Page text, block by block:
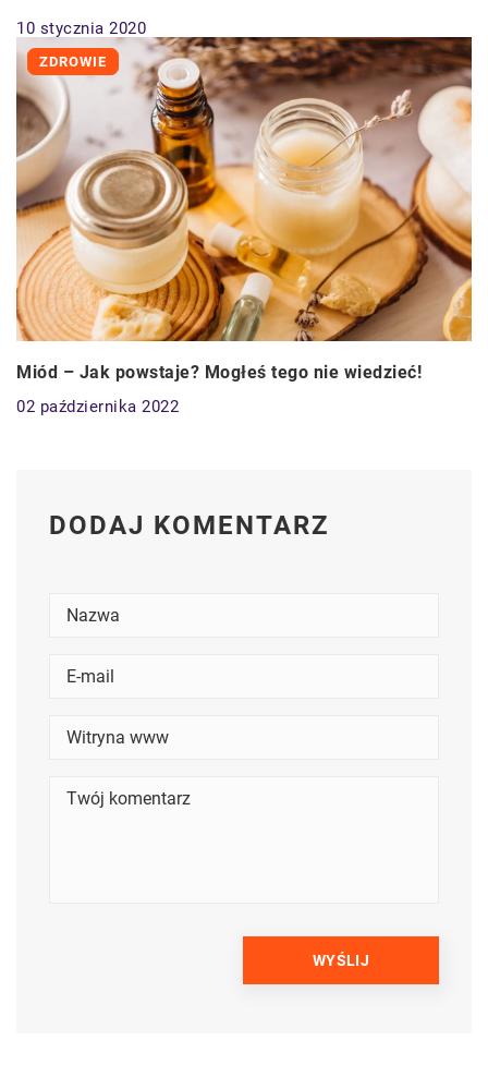
10 stycznia 2020
ZDROWIE
Miód – Jak powstaje? Mogłeś tego nie wiedzieć!
02 października 2022
DODAJ KOMENTARZ